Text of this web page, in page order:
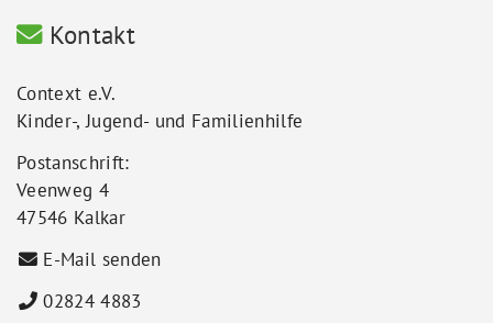
Kontakt
Context e.V.
Kinder-, Jugend- und Familienhilfe
Postanschrift:
Veenweg 4
47546 Kalkar
E-Mail senden
02824 4883